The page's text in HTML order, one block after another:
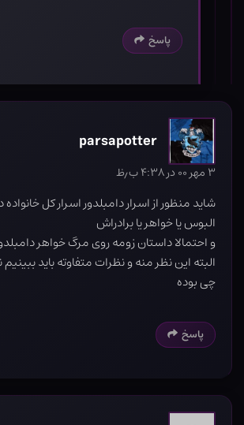
پاسخ
parsapotter
۳ مهر ۰۰ در ۴:۳۸ ب٫ظ
شاید منظور از اسرار دامبلدور اسرار کل خانواده
البوس یا خواهر یا برادراش
و احتمالا داستان زومه روی مرگ خواهر
البته این نظر منه و نظرات متفاوته باید
چی بوده
پاسخ